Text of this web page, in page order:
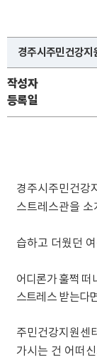
경주시주민건강지
작성자
등록일
경주시주민건강
스트레스관을 소
습하고 더웠던
어디론가 훌쩍 떠
스트레스 받는다
주민건강지원센
가시는 건 어떠